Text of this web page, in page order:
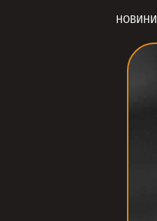
НОВИНИ